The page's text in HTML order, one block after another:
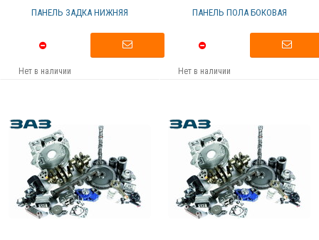
ПАНЕЛЬ ЗАДКА НИЖНЯЯ
Нет в наличии
ПАНЕЛЬ ПОЛА БОКОВАЯ
Нет в наличии